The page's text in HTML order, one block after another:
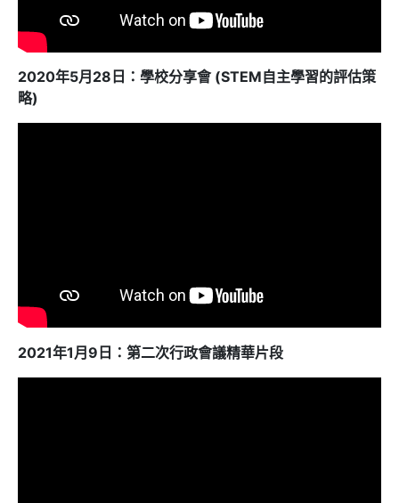
2020年5月28日：學校分享會 (STEM自主學習的評估策
略)
2021年1月9日：第二次行政會議精華片段